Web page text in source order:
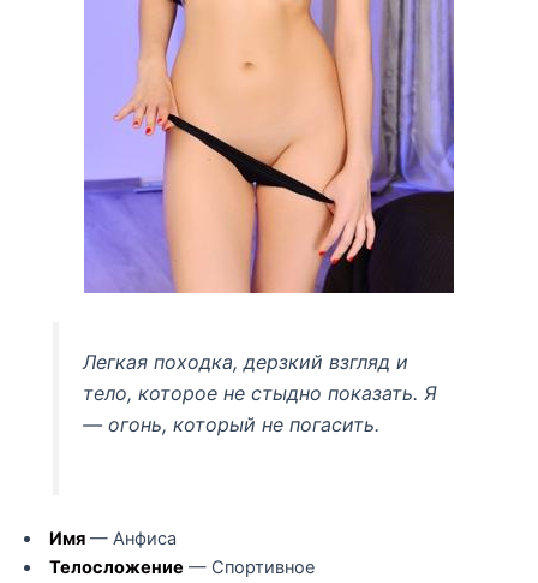
Легкая походка, дерзкий взгляд и
тело, которое не стыдно показать. Я
— огонь, который не погасить.
Имя— Анфиса
Телосложение — Спортивное